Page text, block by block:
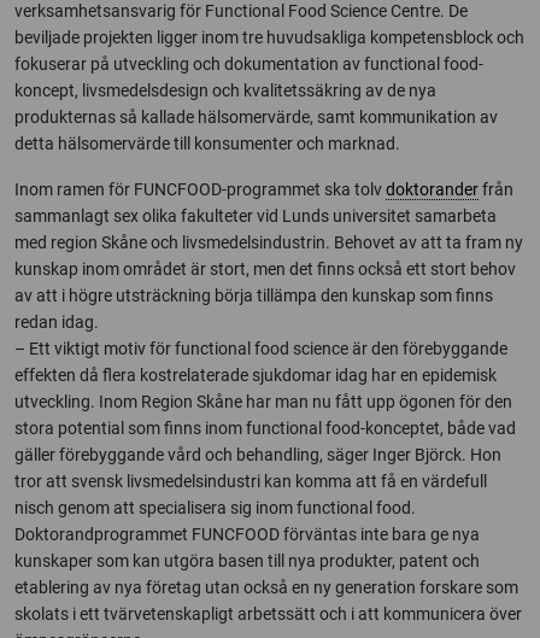
verksamhetsansvarig för Functional Food Science Centre. De
beviljade projekten ligger inom tre huvudsakliga kompetensblock och
fokuserar på utveckling och dokumentation av functional food-
koncept, livsmedelsdesign och kvalitetssäkring av de nya
produkternas så kallade hälsomervärde, samt kommunikation av
detta hälsomervärde till konsumenter och marknad.
Inom ramen för FUNCFOOD-programmet ska tolvdoktoranderfrån
sammanlagt sex olika fakulteter vid Lunds universitet samarbeta
med region Skåne och livsmedelsindustrin. Behovet av att ta fram ny
kunskap inom området är stort, men det finns också ett stort behov
av att i högre utsträckning börja tillämpa den kunskap som finns
redan idag.
– Ett viktigt motiv för functional food science är den förebyggande
effekten då flera kostrelaterade sjukdomar idag har en epidemisk
utveckling. Inom Region Skåne har man nu fått upp ögonen för den
stora potential som finns inom functional food-konceptet, både vad
gäller förebyggande vård och behandling, säger Inger Björck. Hon
tror att svensk livsmedelsindustri kan komma att få en värdefull
nisch genom att specialisera sig inom functional food.
Doktorandprogrammet FUNCFOOD förväntas inte bara ge nya
kunskaper som kan utgöra basen till nya produkter, patent och
etablering av nya företag utan också en ny generation forskare som
skolats i ett tvärvetenskapligt arbetssätt och i att kommunicera över